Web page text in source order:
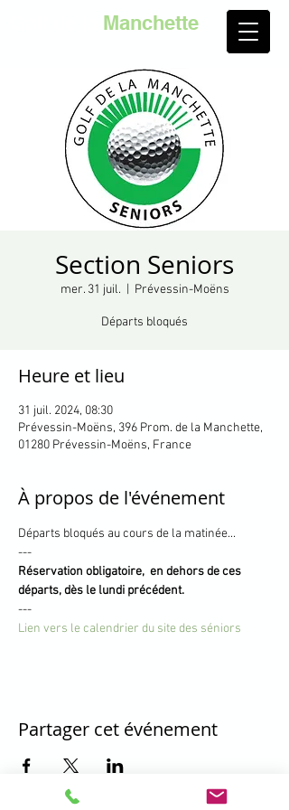
Manchette
Section Seniors
mer. 31 juil. Prévessin-Moëns
Départs bloqués
Heure et lieu
31 juil. 2024, 08:30
Prévessin-Moëns, 396 Prom. de la Manchette,
01280 Prévessin-Moëns, France
À propos de l'événement
Départs bloqués au cours de la matinée...
---
Réservation obligatoire,  en dehors de ces
départs, dès le lundi précédent.
---
Lien vers le calendrier du site des séniors
Partager cet événement